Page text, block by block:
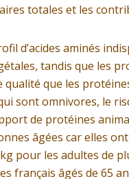
totales et les
d’acides aminés
tandis que les
qualité que les
sont omnivores, le
de protéines
âgées car elles
pour les adultes de
français âgés de 65